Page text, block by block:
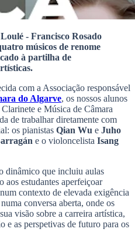
- Francisco Rosado
músicos de renome
à partilha de
com a Associação responsável
do Algarve, os nossos alunos
e Música de Câmara
de trabalhar diretamente com
os pianistas Qian Wu e Juho
e o violoncelista Isang
dinâmico que incluiu aulas
estudantes aperfeiçoar
contexto de elevada exigência
conversa aberta, onde os
visão sobre a carreira artística,
e as perspetivas de futuro para os